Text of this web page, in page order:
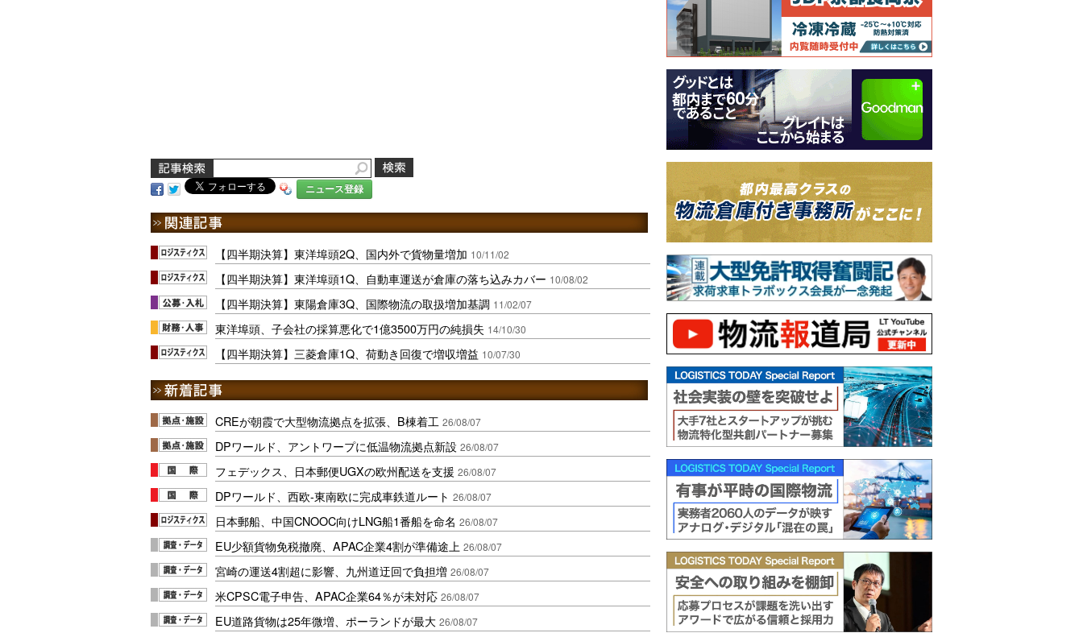
ニュース登録
【四半期決算】東洋埠頭2Q、国内外で貨物量増加 10/11/02
【四半期決算】東洋埠頭1Q、自動車運送が倉庫の落ち込みカバー 10/08/02
【四半期決算】東陽倉庫3Q、国際物流の取扱増加基調 11/02/07
東洋埠頭、子会社の採算悪化で1億3500万円の純損失 14/10/30
【四半期決算】三菱倉庫1Q、荷動き回復で増収増益 10/07/30
CREが朝霞で大型物流拠点を拡張、B棟着工 26/08/07
DPワールド、アントワープに低温物流拠点新設 26/08/07
フェデックス、日本郵便UGXの欧州配送を支援 26/08/07
DPワールド、西欧-東南欧に完成車鉄道ルート 26/08/07
日本郵船、中国CNOOC向けLNG船1番船を命名 26/08/07
EU少額貨物免税撤廃、APAC企業4割が準備途上 26/08/07
宮崎の運送4割超に影響、九州道迂回で負担増 26/08/07
米CPSC電子申告、APAC企業64％が未対応 26/08/07
EU道路貨物は25年微増、ポーランドが最大 26/08/07